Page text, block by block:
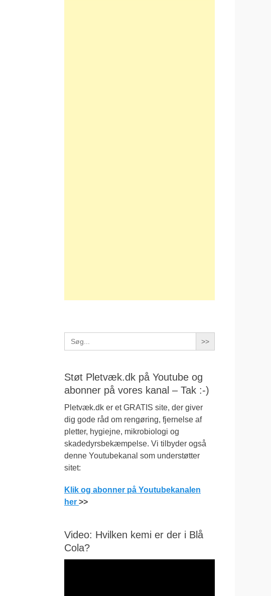
Search
for:
Støt Pletvæk.dk på Youtube og
abonner på vores kanal – Tak :-)
Pletvæk.dk er et GRATIS site, der giver
dig gode råd om rengøring, fjernelse af
pletter, hygiejne, mikrobiologi og
skadedyrsbekæmpelse. Vi tilbyder også
denne Youtubekanal som understøtter
sitet:
Klik og abonner på Youtubekanalen
her >>
Video: Hvilken kemi er der i Blå
Cola?